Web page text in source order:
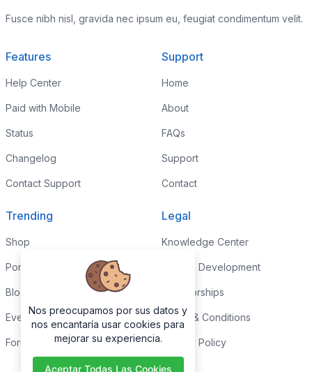
Fusce nibh nisl, gravida nec ipsum eu, feugiat condimentum velit.
Features
Help Center
Paid with Mobile
Status
Changelog
Contact Support
Support
Home
About
FAQs
Support
Contact
Trending
Shop
Portfolio
Blog
Events
Forums
Legal
Knowledge Center
Custom Development
Sponsorships
Terms & Conditions
Privacy Policy
Nos preocupamos por sus datos y
nos encantaría usar cookies para
mejorar su experiencia.
Aceptar Todas Las Cookies